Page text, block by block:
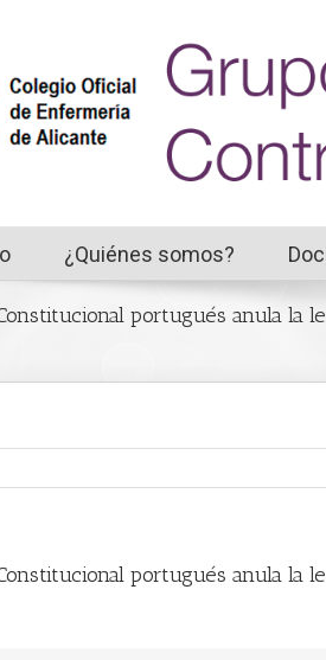
¿Quiénes somos?
portugués anula la
portugués anula la